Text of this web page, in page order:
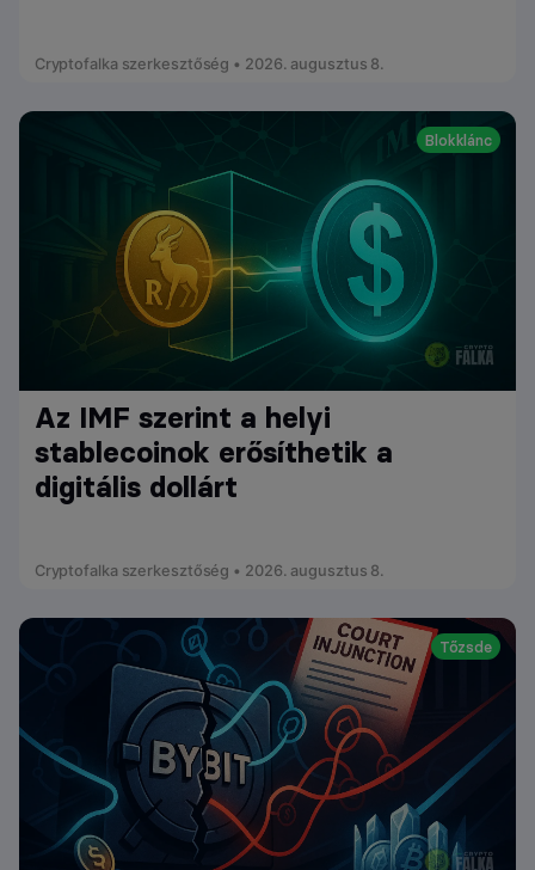
Cryptofalka szerkesztőség • 2026. augusztus 8.
Blokklánc
Az IMF szerint a helyi
stablecoinok erősíthetik a
digitális dollárt
Cryptofalka szerkesztőség • 2026. augusztus 8.
Tőzsde